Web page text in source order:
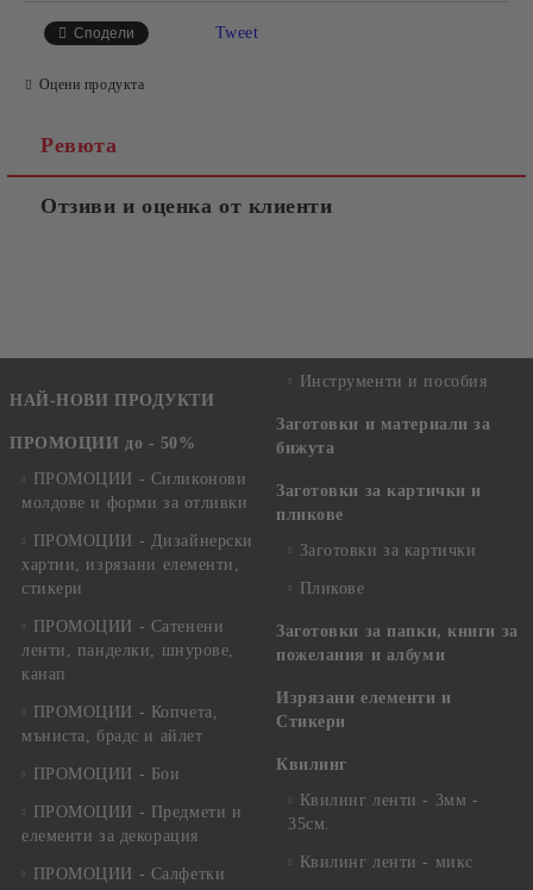
Сподели Tweet
Оцени продукта
Ревюта
Отзиви и оценка от клиенти
НАЙ-НОВИ ПРОДУКТИ
ПРОМОЦИИ до - 50%
ПРОМОЦИИ - Силиконови
молдове и форми за отливки
ПРОМОЦИИ - Дизайнерски
хартии, изрязани елементи,
стикери
ПРОМОЦИИ - Сатенени
ленти, панделки, шнурове,
канап
ПРОМОЦИИ - Копчета,
мъниста, брадс и айлет
ПРОМОЦИИ - Бои
ПРОМОЦИИ - Предмети и
елементи за декорация
ПРОМОЦИИ - Салфетки
Инструменти и пособия
Заготовки и материали за
бижута
Заготовки за картички и
пликове
Заготовки за картички
Пликове
Заготовки за папки, книги за
пожелания и албуми
Изрязани елементи и
Стикери
Квилинг
Квилинг ленти - 3мм -
35см.
Квилинг ленти - микс